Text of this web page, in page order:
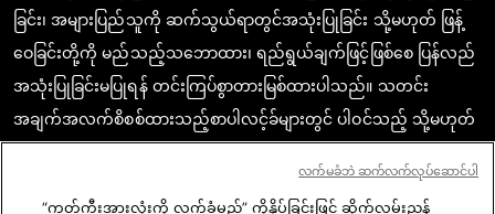
ခြင်း၊ အများပြည်သူကို ဆက်သွယ်ရာတွင်အသုံးပြုခြင်း သို့မဟုတ် ဖြန့်
ဝေခြင်းတို့ကို မည်သည့်သဘောထား၊ ရည်ရွယ်ချက်ဖြင့်ဖြစ်စေ ပြန်လည်
အသုံးပြုခြင်းမပြုရန် တင်းကြပ်စွာတားမြစ်ထားပါသည်။ သတင်း
အချက်အလက်စိစစ်ထားသည့်စာပါလင့်ခ်များတွင် ပါဝင်သည့် သို့မဟုတ်
အချက်အလက်များကို အတည်ပြုရာတွင် စာဖတ်သူတို့ မှန်ကန်စွာ
“ကွတ်ကီးအားလုံးကို လက်ခံမည်” ကိုနှိပ်ခြင်းဖြင့် ဆိုက်လမ်းညွှန်
လက်မခံဘဲ ဆက်လက်လုပ်ဆောင်ပါ